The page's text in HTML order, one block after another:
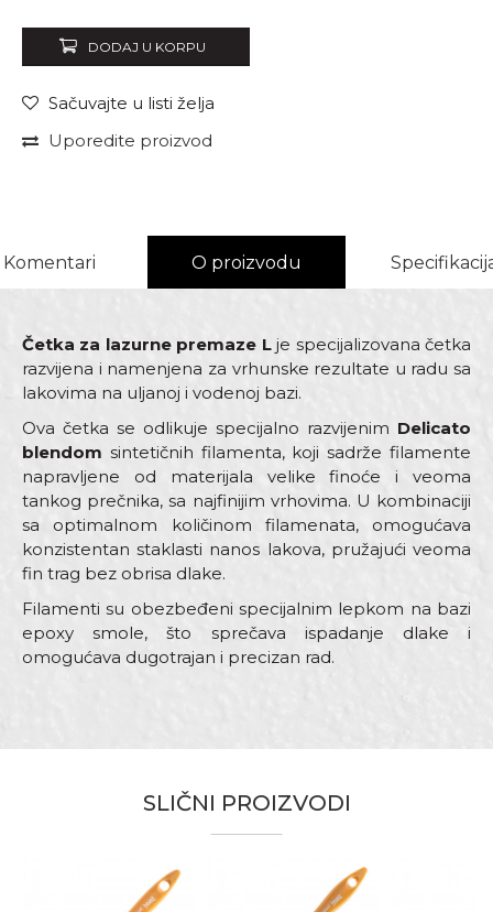
DODAJ U KORPU
Sačuvajte u listi želja
Uporedite proizvod
Komentari O proizvodu
Četka za lazurne premaze Lje specijalizovana četka
razvijena i namenjena za vrhunske rezultate u radu sa
lakovima na uljanoj i vodenoj bazi.
Ova četka se odlikuje specijalno razvijenim Delicato
blendom sintetičnih filamenta, koji sadrže filamente
napravljene od materijala velike finoće i veoma
tankog prečnika, sa najfinijim vrhovima. U kombinaciji
sa optimalnom količinom filamenata, omogućava
konzistentan staklasti nanos lakova, pružajući veoma
fin trag bez obrisa dlake.
Filamenti su obezbeđeni specijalnim lepkom na bazi
epoxy smole, što sprečava ispadanje dlake i
omogućava dugotrajan i precizan rad.
farbanje drveta
80 x 15mm
SLIČNI PROIZVODI